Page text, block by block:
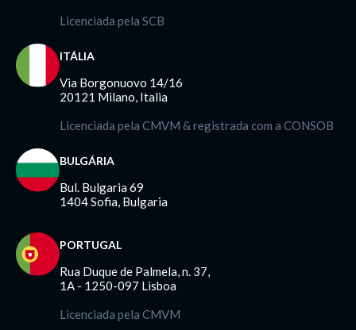
Licenciada pela SCB
ITÁLIA
Via Borgonuovo 14/16
20121 Milano, Italia
Licenciada pela CMVM & registrada com a CONSOB
BULGÁRIA
Bul. Bulgaria 69
1404 Sofia, Bulgaria
PORTUGAL
Rua Duque de Palmela, n. 37,
1A - 1250-097 Lisboa
Licenciada pela CMVM